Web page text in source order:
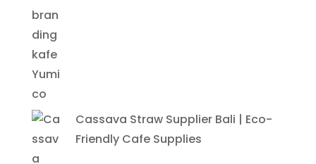
Cassava Straw Supplier Bali | Eco-
Friendly Cafe Supplies